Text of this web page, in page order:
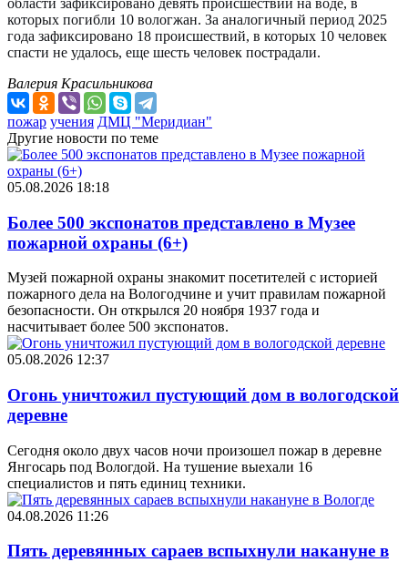
которых погибли 10 вологжан. За аналогичный период 2025
года зафиксировано 18 происшествий, в которых 10 человек
спасти не удалось, еще шесть человек пострадали.
Валерия Красильникова
пожар учения ДМЦ "Меридиан"
Другие новости по теме
05.08.2026 18:18
Более 500 экспонатов представлено в Музее
пожарной охраны (6+)
Музей пожарной охраны знакомит посетителей с историей
пожарного дела на Вологодчине и учит правилам пожарной
безопасности. Он открылся 20 ноября 1937 года и
насчитывает более 500 экспонатов.
05.08.2026 12:37
Огонь уничтожил пустующий дом в вологодской
деревне
Сегодня около двух часов ночи произошел пожар в деревне
Янгосарь под Вологдой. На тушение выехали 16
специалистов и пять единиц техники.
04.08.2026 11:26
Пять деревянных сараев вспыхнули накануне в